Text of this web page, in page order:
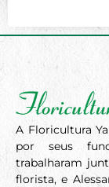
A Floricultura
por seus
trabalharam
florista, e